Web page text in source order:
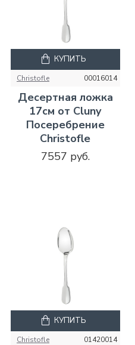
Christofle 00016014
Десертная ложка
17см от Cluny
Посеребрение
Christofle
7557 руб.
КУПИТЬ
Christofle 01420014
КУПИТЬ